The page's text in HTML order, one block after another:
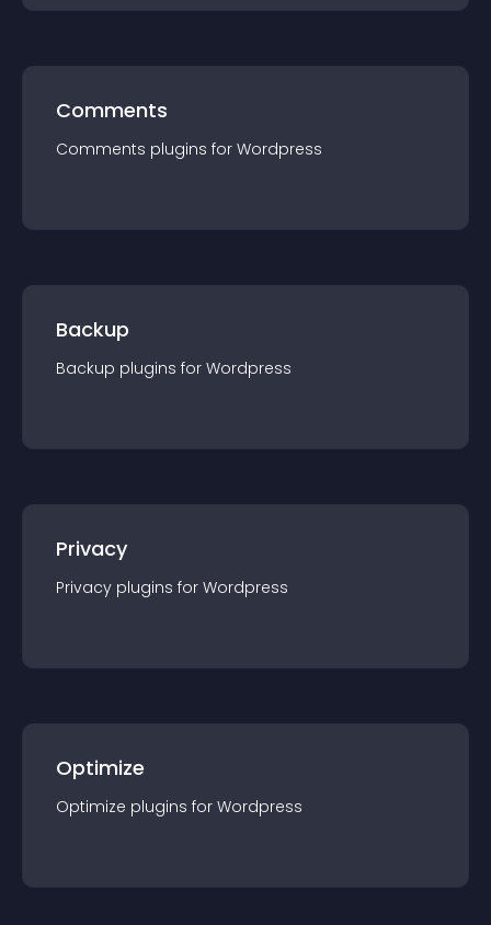
Comments
Comments plugins for Wordpress
Backup
Backup plugins for Wordpress
Privacy
Privacy plugins for Wordpress
Optimize
Optimize plugins for Wordpress